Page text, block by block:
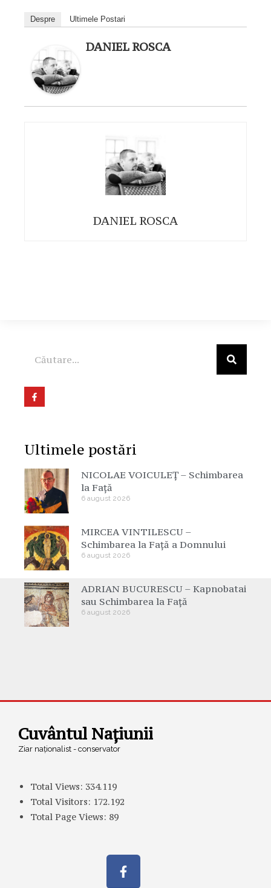
Despre Ultimele Postari
DANIEL ROSCA
DANIEL ROSCA
Ultimele postări
NICOLAE VOICULEȚ – Schimbarea
la Față
6 august 2026
MIRCEA VINTILESCU –
Schimbarea la Față a Domnului
6 august 2026
ADRIAN BUCURESCU – Kapnobatai
sau Schimbarea la Față
6 august 2026
Cuvântul Națiunii
Ziar naționalist - conservator
Total Views: 334.119
Total Visitors: 172.192
Total Page Views: 89